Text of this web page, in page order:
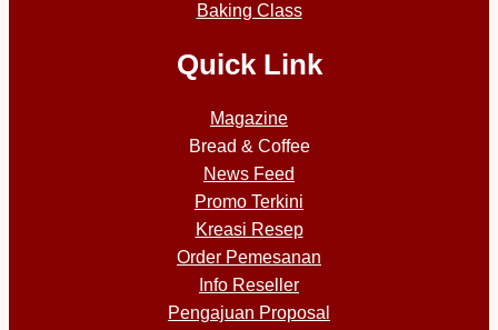
Baking Class
Quick Link
Magazine
Bread & Coffee
News Feed
Promo Terkini
Kreasi Resep
Order Pemesanan
Info Reseller
Pengajuan Proposal